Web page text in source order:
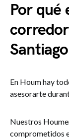
Por qué
Santiago
En Houm hay
asesorarte
Nuestros
comprometidos